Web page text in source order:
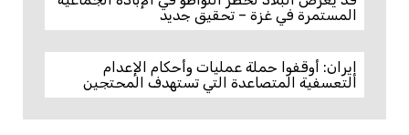
المستمرة في غزة – تحقيق جديد
إيران: أوقفوا حملة عمليات وأحكام الإعدام
التعسفية المتصاعدة التي تستهدف المحتجين